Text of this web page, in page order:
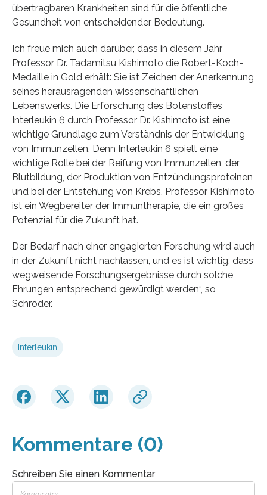
übertragbaren Krankheiten sind für die öffentliche
Gesundheit von entscheidender Bedeutung.
Ich freue mich auch darüber, dass in diesem Jahr
Professor Dr. Tadamitsu Kishimoto die Robert-Koch-
Medaille in Gold erhält: Sie ist Zeichen der Anerkennung
seines herausragenden wissenschaftlichen
Lebenswerks. Die Erforschung des Botenstoffes
Interleukin 6 durch Professor Dr. Kishimoto ist eine
wichtige Grundlage zum Verständnis der Entwicklung
von Immunzellen. Denn Interleukin 6 spielt eine
wichtige Rolle bei der Reifung von Immunzellen, der
Blutbildung, der Produktion von Entzündungsproteinen
und bei der Entstehung von Krebs. Professor Kishimoto
ist ein Wegbereiter der Immuntherapie, die ein großes
Potenzial für die Zukunft hat.
Der Bedarf nach einer engagierten Forschung wird auch
in der Zukunft nicht nachlassen, und es ist wichtig, dass
wegweisende Forschungsergebnisse durch solche
Ehrungen entsprechend gewürdigt werden“, so
Schröder.
Interleukin
Kommentare (0)
Schreiben Sie einen Kommentar